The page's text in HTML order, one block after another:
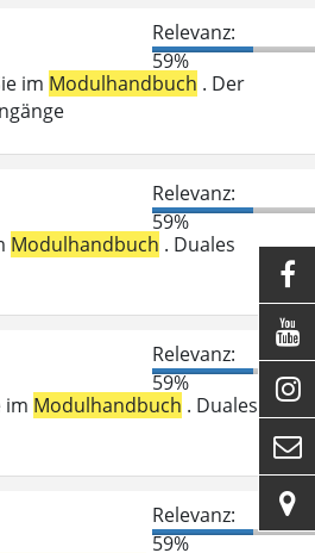
Relevanz:
59%
im Modulhandbuch . Der
Relevanz:
59%
Modulhandbuch . Duales
Relevanz:
59%
im Modulhandbuch . Duales
Relevanz:
59%




